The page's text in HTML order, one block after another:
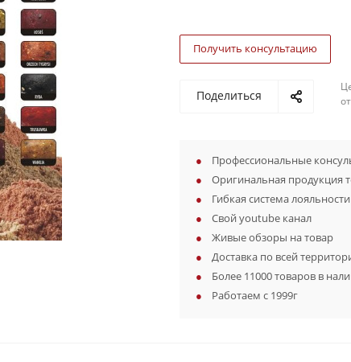
Получить консультацию
Поделиться
Профессиональные
Оригинальная продукция
Гибкая система лояльности
Свой youtube канал
Живые обзоры на товар
Доставка по всей
Более 11000 товаров в
Работаем с 1999г